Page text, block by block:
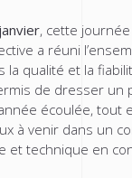
, cette
a réuni
la qualité et la
de dresser un
écoulée, tout
à venir dans un
et technique en